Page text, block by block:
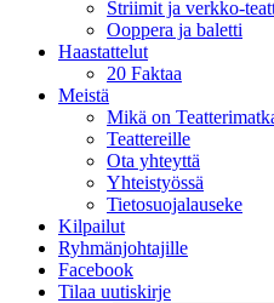
Striimit ja verkko-
Ooppera ja baletti
Haastattelut
20 Faktaa
Meistä
Mikä on
Teattereille
Ota yhteyttä
Yhteistyössä
Tietosuojalauseke
Kilpailut
Ryhmänjohtajille
Facebook
Tilaa uutiskirje